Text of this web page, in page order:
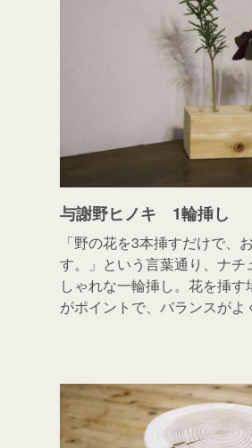
与謝野ヒノキ 1輪挿し
「野の花を3本挿すだけで、
す。」という言葉通り、ナチ
しゃれな一輪挿し。花を挿
がポイントで、バランスが